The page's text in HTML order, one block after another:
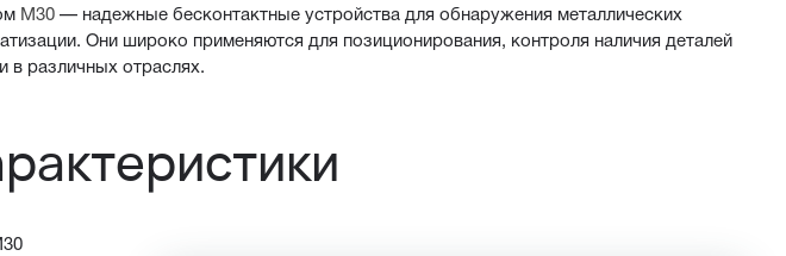
M30 — надежные бесконтактные устройства для обнаружения металлических
Они широко применяются для позиционирования, контроля наличия деталей
в различных отраслях.